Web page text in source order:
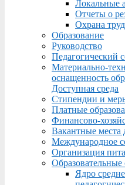
Локальные
Отчеты о
Охрана
Образование
Руководство
Педагогический
Материально-
оснащенность
Доступная среда
Стипендии и
Платные
Финансово-
Вакантные места
Международное
Организация
Образовательные
Ядро